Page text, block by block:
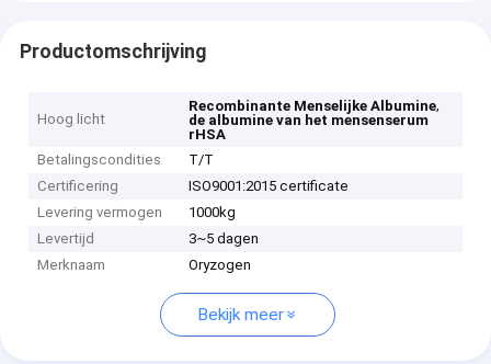
Productomschrijving
Hoog licht
Recombinante Menselijke Albumine,
de albumine van het mensenserum
rHSA
Betalingscondities
T/T
Certificering
ISO9001:2015 certificate
Levering vermogen
1000kg
Levertijd
3~5 dagen
Merknaam
Oryzogen
Bekijk meer